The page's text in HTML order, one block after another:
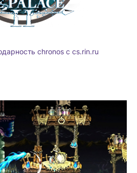
chronos c cs.rin.ru